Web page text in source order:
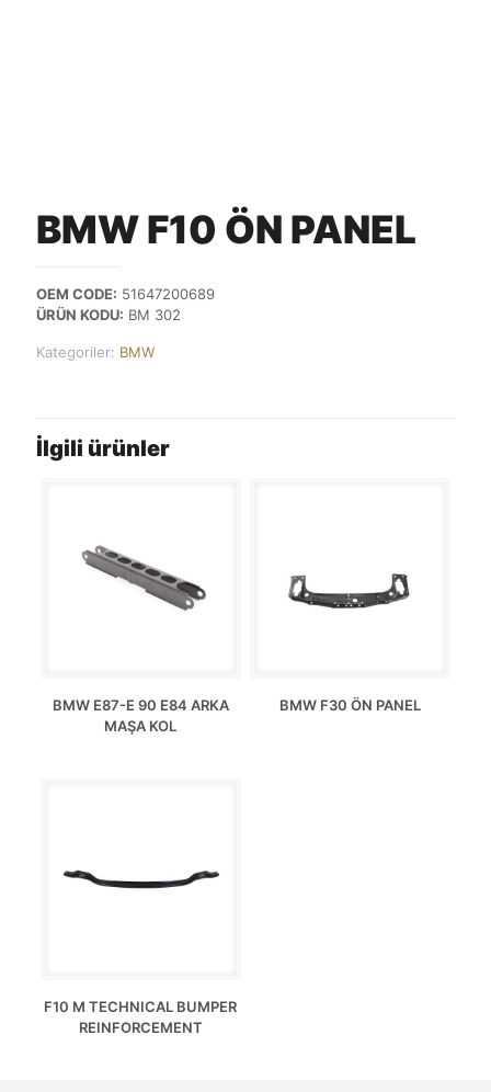
BMW F10 ÖN PANEL
OEM CODE: 51647200689
ÜRÜN KODU: BM 302
Kategoriler: BMW
İlgili ürünler
BMW E87-E 90 E84 ARKA
MAŞA KOL
BMW F30 ÖN PANEL
F10 M TECHNICAL BUMPER
REINFORCEMENT